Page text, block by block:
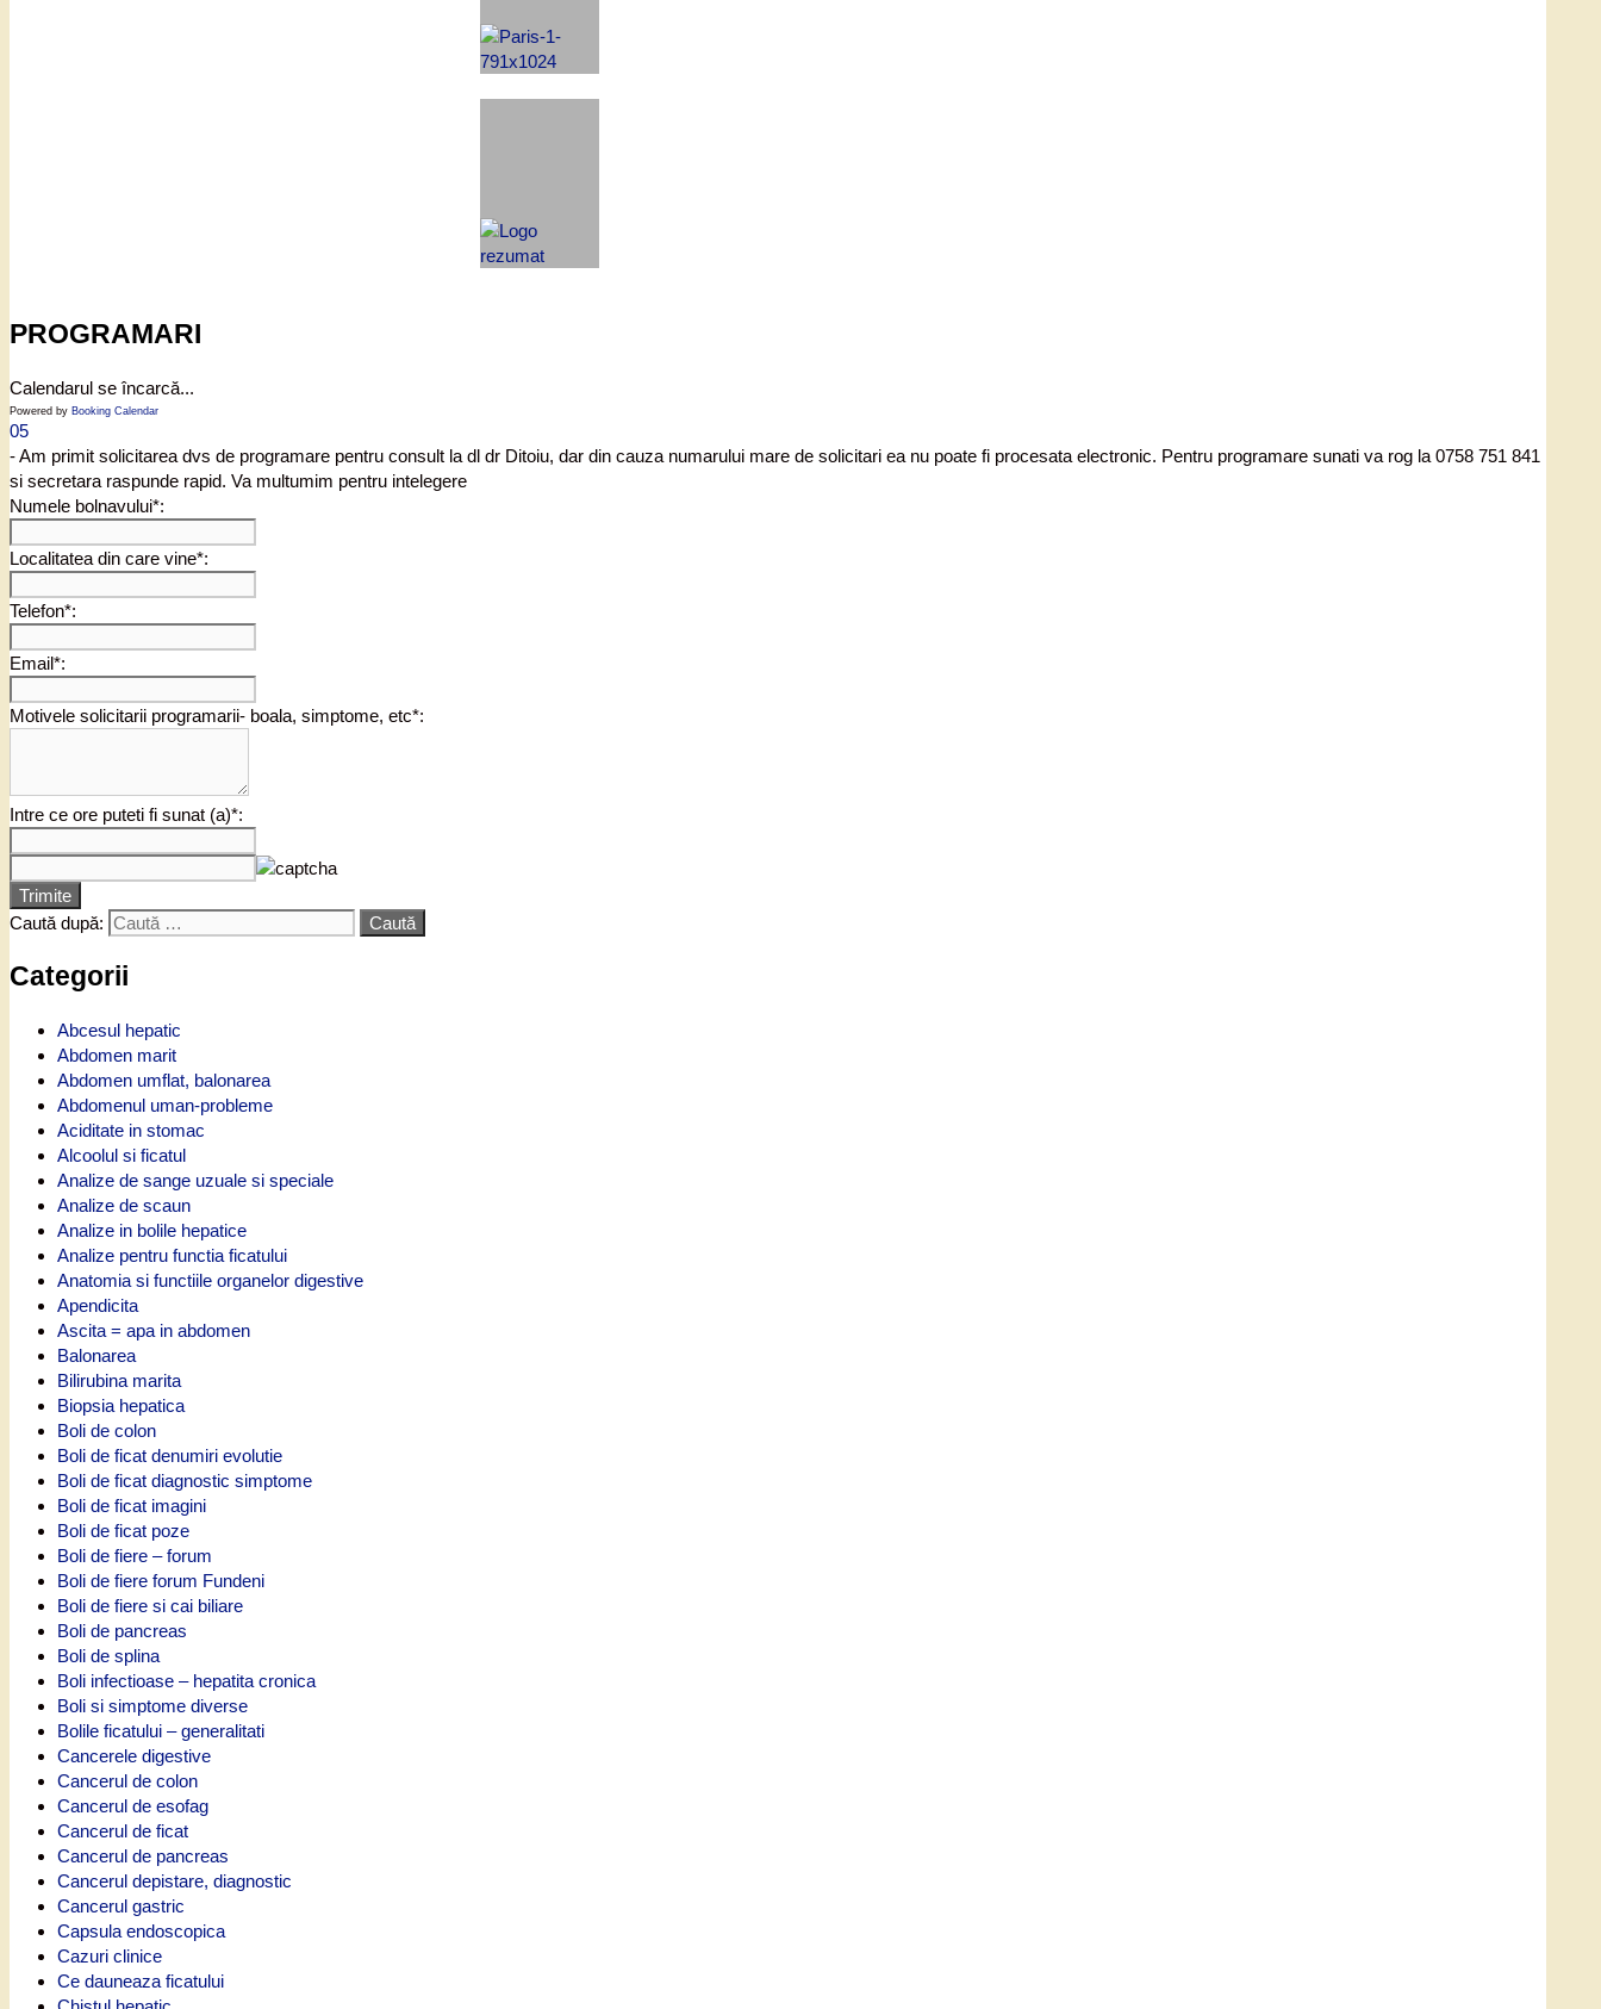
PROGRAMARI
Calendarul se încarcă...
Powered by Booking Calendar
05
- Am primit solicitarea dvs de programare pentru consult la dl dr Ditoiu, dar din cauza numarului mare de solicitari ea nu poate fi procesata electronic. Pentru programare sunati va rog la 0758 751 841
si secretara raspunde rapid. Va multumim pentru intelegere
Numele bolnavului*:
Localitatea din care vine*:
Telefon*:
Email*:
Motivele solicitarii programarii- boala, simptome, etc*:
Intre ce ore puteti fi sunat (a)*:
Trimite
Caută după:
Categorii
Abcesul hepatic
Abdomen marit
Abdomen umflat, balonarea
Abdomenul uman-probleme
Aciditate in stomac
Alcoolul si ficatul
Analize de sange uzuale si speciale
Analize de scaun
Analize in bolile hepatice
Analize pentru functia ficatului
Anatomia si functiile organelor digestive
Apendicita
Ascita = apa in abdomen
Balonarea
Bilirubina marita
Biopsia hepatica
Boli de colon
Boli de ficat denumiri evolutie
Boli de ficat diagnostic simptome
Boli de ficat imagini
Boli de ficat poze
Boli de fiere – forum
Boli de fiere forum Fundeni
Boli de fiere si cai biliare
Boli de pancreas
Boli de splina
Boli infectioase – hepatita cronica
Boli si simptome diverse
Bolile ficatului – generalitati
Cancerele digestive
Cancerul de colon
Cancerul de esofag
Cancerul de ficat
Cancerul de pancreas
Cancerul depistare, diagnostic
Cancerul gastric
Capsula endoscopica
Cazuri clinice
Ce dauneaza ficatului